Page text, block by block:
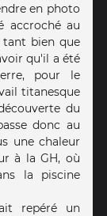
en photo
accroché au
tant bien que
qu'il a été
pour le
titanesque
du
donc au
une chaleur
à la GH, où
la piscine
repéré un